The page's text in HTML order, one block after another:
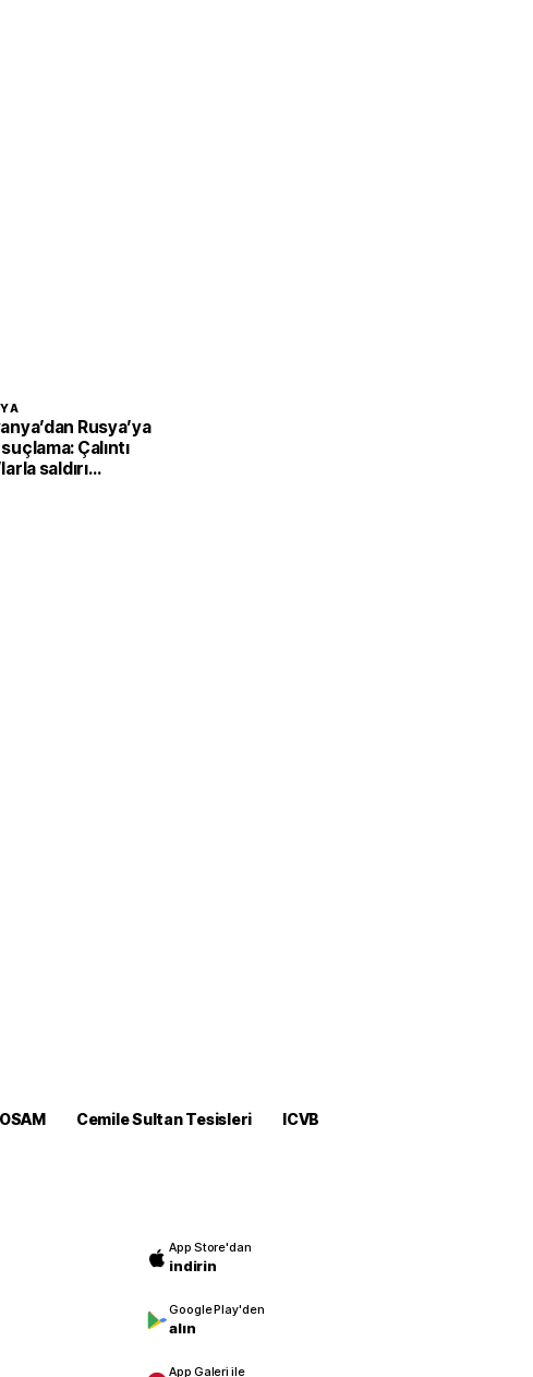
Rusya’ya
Çalıntı
saldırı
Cemile Sultan Tesisleri
ICVB
App Store'dan
indirin
Google Play'den
alın
App Galeri ile